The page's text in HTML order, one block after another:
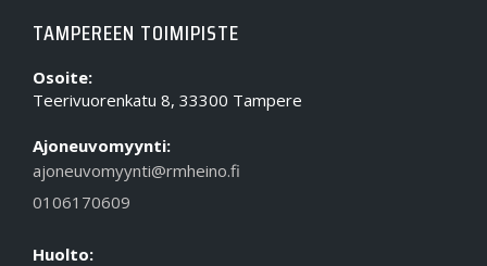
TAMPEREEN TOIMIPISTE
Osoite:
Teerivuorenkatu 8, 33300 Tampere
Ajoneuvomyynti:
ajoneuvomyynti@rmheino.fi
0106170609
Huolto: